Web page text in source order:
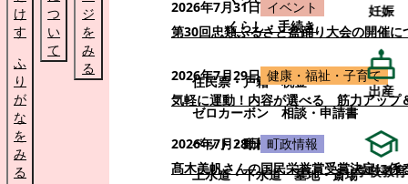
け
す
ふ
り
が
な
を
み
る
つ
い
て
ジ
を
み
る
くらし・手続き
住民票・戸籍
税金
ゼロカーボン
相談・申請書
ペット・動植物
ごみ
上水道・下水道
墓地・斎場
2026年7月31日 イベント
第30回忠類ふるさと盆踊り大会の開催に
2026年7月29日 健康・福祉・子育て
気軽に運動！内容が選べる 筋力アップ
2026年7月28日 町政情報
髙木美帆さんの国民栄誉賞受賞決定に係
妊娠
出産
学校教育